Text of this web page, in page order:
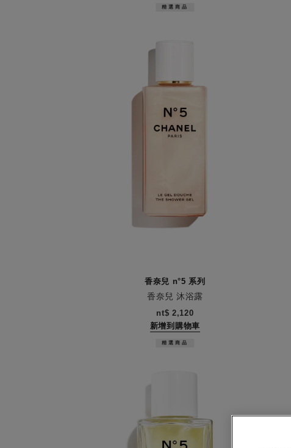
香奈兒 n°5 系列
香奈兒 沐浴露
精選商品
nt$ 2,120
新增到購物車
精選商品